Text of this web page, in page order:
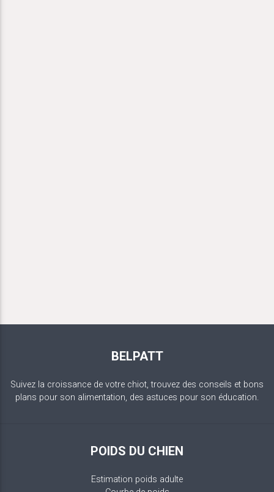
BELPATT
Suivez la croissance de votre chiot, trouvez des conseils et bons
plans pour son alimentation, des astuces pour son éducation.
POIDS DU CHIEN
Estimation poids adulte